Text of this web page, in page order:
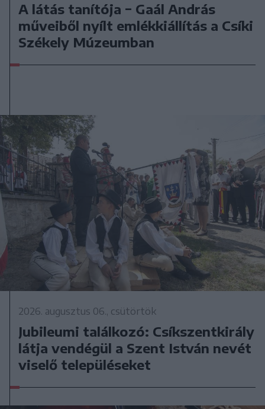
A látás tanítója − Gaál András
műveiből nyílt emlékkiállítás a Csíki
Székely Múzeumban
2026. augusztus 06., csütörtök
Jubileumi találkozó: Csíkszentkirály
látja vendégül a Szent István nevét
viselő településeket